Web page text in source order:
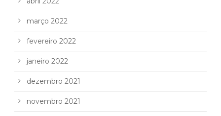
março 2022
fevereiro 2022
janeiro 2022
dezembro 2021
novembro 2021